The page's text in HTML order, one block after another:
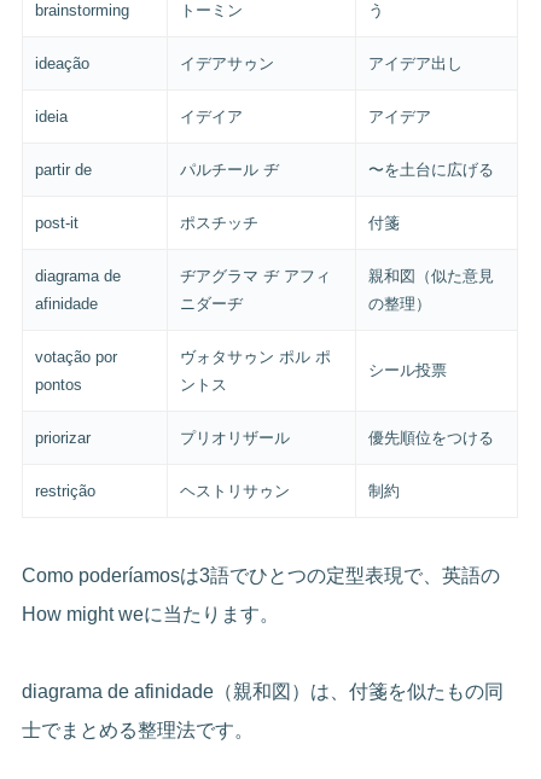
brainstorming
トーミン
う
ideação イデアサゥン アイデア出し
ideia イデイア アイデア
partir de パルチール ヂ 〜を土台に広げる
post-it ポスチッチ 付箋
diagrama de
afinidade
ヂアグラマ ヂ アフィ
ニダーヂ
親和図（似た意見
の整理）
votação por
pontos
ヴォタサゥン ポル ポ
ントス
シール投票
priorizar プリオリザール 優先順位をつける
restrição ヘストリサゥン 制約
Como poderíamosは3語でひとつの定型表現で、英語の
How might weに当たります。
diagrama de afinidade（親和図）は、付箋を似たもの同
士でまとめる整理法です。